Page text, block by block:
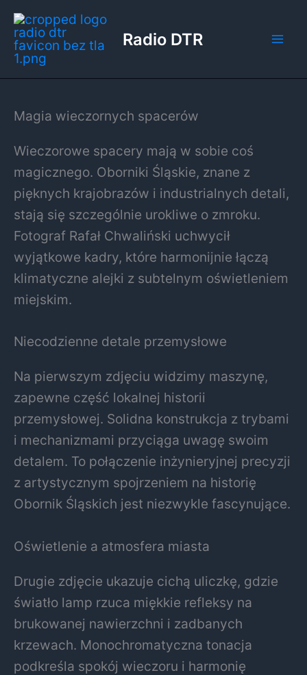
Przejdź
do
treści
Radio DTR
Magia wieczornych spacerów
Wieczorowe spacery mają w sobie coś
magicznego. Oborniki Śląskie, znane z
pięknych krajobrazów i industrialnych detali,
stają się szczególnie urokliwe o zmroku.
Fotograf Rafał Chwaliński uchwycił
wyjątkowe kadry, które harmonijnie łączą
klimatyczne alejki z subtelnym oświetleniem
miejskim.
Niecodzienne detale przemysłowe
Na pierwszym zdjęciu widzimy maszynę,
zapewne część lokalnej historii
przemysłowej. Solidna konstrukcja z trybami
i mechanizmami przyciąga uwagę swoim
detalem. To połączenie inżynieryjnej precyzji
z artystycznym spojrzeniem na historię
Obornik Śląskich jest niezwykle fascynujące.
Oświetlenie a atmosfera miasta
Drugie zdjęcie ukazuje cichą uliczkę, gdzie
światło lamp rzuca miękkie refleksy na
brukowanej nawierzchni i zadbanych
krzewach. Monochromatyczna tonacja
podkreśla spokój wieczoru i harmonię